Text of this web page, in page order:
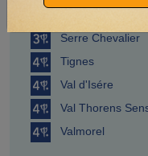
Serre Chevalier
Tignes
Val d'Isére
Val Thorens
Valmorel